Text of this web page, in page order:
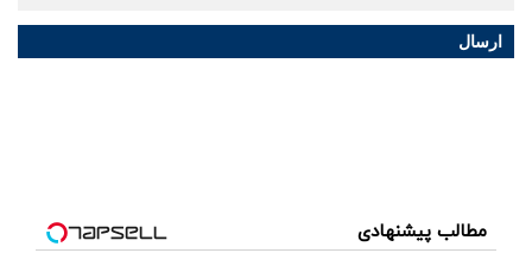
ارسال
مطالب پیشنهادی